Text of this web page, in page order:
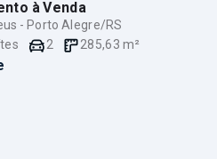
à Venda
- Porto Alegre/RS
2 285,63 m²